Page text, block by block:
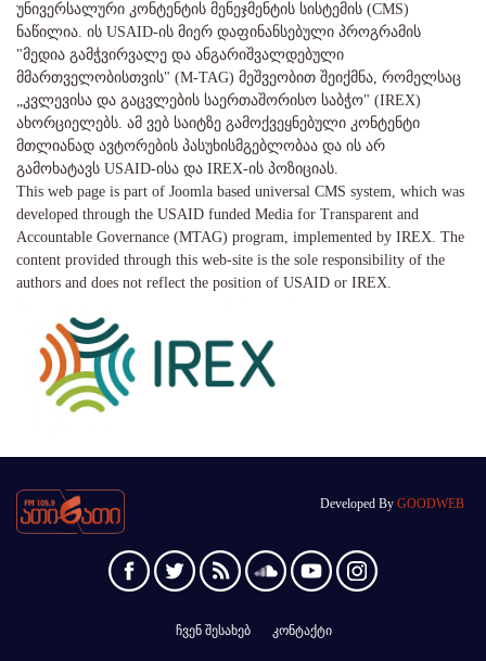
უნივერსალური კონტენტის მენეჯმენტის სისტემის (CMS)
ნაწილია. ის USAID-ის მიერ დაფინანსებული პროგრამის
"მედია გამჭვირვალე და ანგარიშვალდებული
მმართველობისთვის" (M-TAG) მეშვეობით შეიქმნა, რომელსაც
„კვლევისა და გაცვლების საერთაშორისო საბჭო" (IREX)
ახორციელებს. ამ ვებ საიტზე გამოქვეყნებული კონტენტი
მთლიანად ავტორების პასუხისმგებლობაა და ის არ
გამოხატავს USAID-ისა და IREX-ის პოზიციას.
This web page is part of Joomla based universal CMS system, which was
developed through the USAID funded Media for Transparent and
Accountable Governance (MTAG) program, implemented by IREX. The
content provided through this web-site is the sole responsibility of the
authors and does not reflect the position of USAID or IREX.
Developed By GOODWEB
ჩვენ შესახებ კონტაქტი